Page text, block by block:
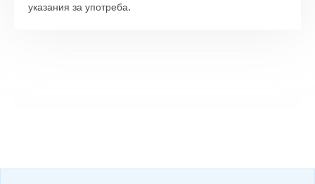
указания за употреба.